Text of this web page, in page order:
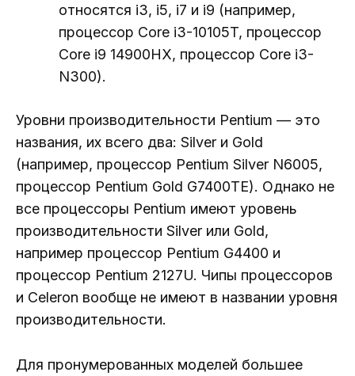
относятся i3, i5, i7 и i9 (например,
процессор Core i3-10105T, процессор
Core i9 14900HX, процессор Core i3-
N300).
Уровни производительности Pentium — это
названия, их всего два: Silver и Gold
(например, процессор Pentium Silver N6005,
процессор Pentium Gold G7400TE). Однако не
все процессоры Pentium имеют уровень
производительности Silver или Gold,
например процессор Pentium G4400 и
процессор Pentium 2127U. Чипы процессоров
и Celeron вообще не имеют в названии уровня
производительности.
Для пронумерованных моделей большее